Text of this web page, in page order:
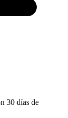
30 días de